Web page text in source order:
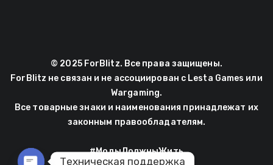
© 2025 ForBlitz. Все права защищены.
ForBlitz не связан и не ассоциирован с Lesta Games или
Wargaming.
Все товарные знаки и наименования принадлежат их
законным правообладателям.
#МодыДолжныЖить
Техническая поддержка